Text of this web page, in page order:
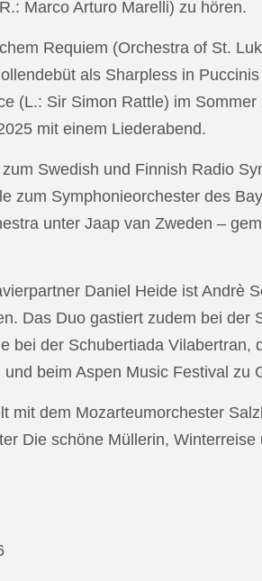
Marco Arturo Marelli) zu hören.
Requiem (Orchestra of St.
als Sharpless in
(L.: Sir Simon Rattle) im
mit einem Liederabend.
Swedish und Finnish Radio
zum Symphonieorchester des
unter Jaap van Zweden –
Daniel Heide ist Andrè
Das Duo gastiert zudem bei der
der Schubertiada Vilabertran,
beim Aspen Music Festival zu
dem Mozarteumorchester
Die schöne Müllerin,